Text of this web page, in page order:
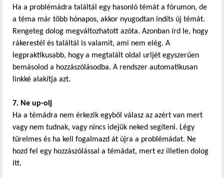
Ha a problémádra találtál egy hasonló témát a fórumon, de
a téma már több hónapos, akkor nyugodtan indíts új témát.
Rengeteg dolog megváltozhatott azóta. Azonban írd le, hogy
rákerestél és találtál is valamit, ami nem elég. A
legpraktikusabb, hogy a megtalált oldal urljét egyszerűen
bemásolod a hozzászólásodba. A rendszer automatikusan
linkké alakítja azt.
7. Ne up-olj
Ha a témádra nem érkezik egyből válasz az azért van mert
vagy nem tudnak, vagy nincs idejük neked segíteni. Légy
türelmes és ha kell fogalmazd át újra a problémádat. Ne
hozd fel egy hozzászólással a témádat, mert ez illetlen dolog
itt.